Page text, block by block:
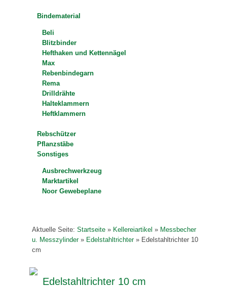
Bindematerial
Beli
Blitzbinder
Hefthaken und Kettennägel
Max
Rebenbindegarn
Rema
Drilldrähte
Halteklammern
Heftklammern
Rebschützer
Pflanzstäbe
Sonstiges
Ausbrechwerkzeug
Marktartikel
Noor Gewebeplane
Aktuelle Seite:Startseite » Kellereiartikel » Messbecher
u. Messzylinder» Edelstahltrichter» Edelstahltrichter 10
cm
Edelstahltrichter 10 cm